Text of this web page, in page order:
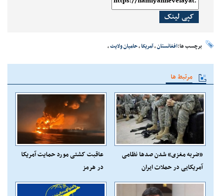
کپی لینک
برچسب ها:افغانستان،آمریکا،حامیان ولایت،
مرتبط ها
«ضربه مغزی» شدن صدها نظامی
آمریکایی در حملات ایران
عاقبت کشتی مورد حمایت آمریکا
در هرمز